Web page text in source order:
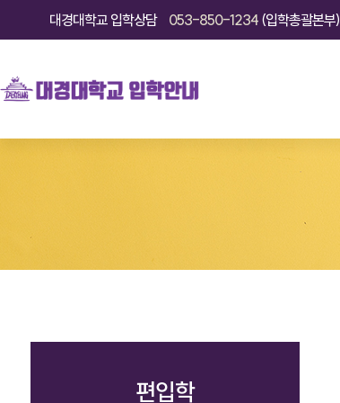
대경대학교 입학상담 053-850-1234 (입학총괄본부)
편입학